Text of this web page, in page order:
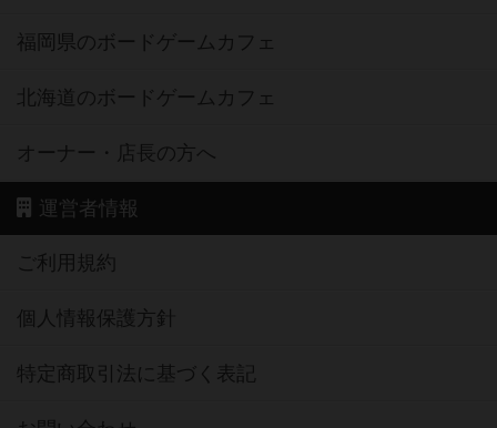
福岡県のボードゲームカフェ
北海道のボードゲームカフェ
オーナー・店長の方へ
運営者情報
ご利用規約
個人情報保護方針
特定商取引法に基づく表記